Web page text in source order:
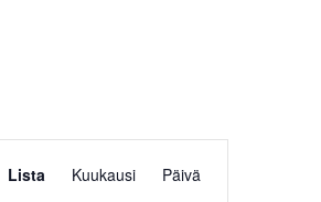
Views
Lista Kuukausi Päivä